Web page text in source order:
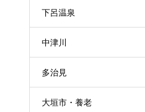
下呂温泉
中津川
多治見
大垣市・養老